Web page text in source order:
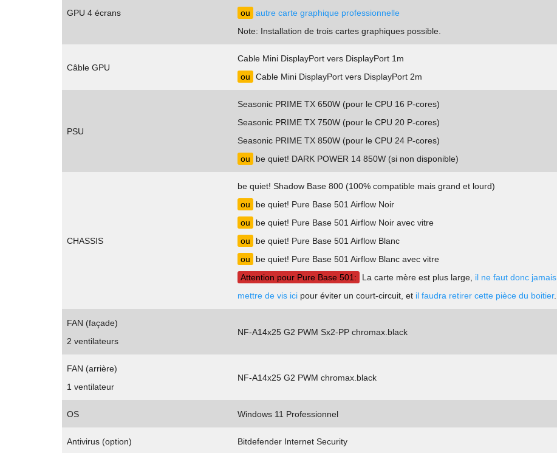
GPU 4 écrans
ou
autre carte graphique professionnelle
Note: Installation de trois cartes graphiques possible.
Câble GPU
Cable Mini DisplayPort vers DisplayPort 1m
ou
Cable Mini DisplayPort vers DisplayPort 2m
PSU
Seasonic PRIME TX 650W (pour le CPU 16 P-cores)
Seasonic PRIME TX 750W (pour le CPU 20 P-cores)
Seasonic PRIME TX 850W (pour le CPU 24 P-cores)
ou
be quiet! DARK POWER 14 850W (si non disponible)
CHASSIS
be quiet! Shadow Base 800 (100% compatible mais grand et lourd)
ou
be quiet! Pure Base 501 Airflow Noir
ou
be quiet! Pure Base 501 Airflow Noir avec vitre
ou
be quiet! Pure Base 501 Airflow Blanc
ou
be quiet! Pure Base 501 Airflow Blanc avec vitre
Attention pour Pure Base 501:
La carte mère est plus large, il ne faut donc jamais
mettre de vis ici pour éviter un court-circuit, et il faudra retirer cette pièce du boitier.
FAN (façade)
2 ventilateurs
NF-A14x25 G2 PWM Sx2-PP chromax.black
FAN (arrière)
1 ventilateur
NF-A14x25 G2 PWM chromax.black
OS Windows 11 Professionnel
Antivirus (option) Bitdefender Internet Security